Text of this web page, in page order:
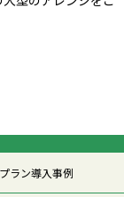
ラン導入事例